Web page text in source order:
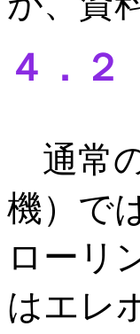
４．
通常
機）で
ローリ
はエレ